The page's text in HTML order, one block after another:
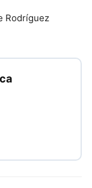
Rodríguez